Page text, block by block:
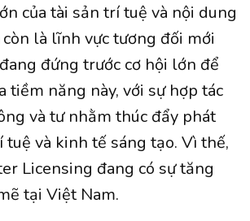
của tài sản trí tuệ và nội dung
còn là lĩnh vực tương đối mới
đứng trước cơ hội lớn để
tiềm năng này, với sự hợp tác
và tư nhằm thúc đẩy phát
và kinh tế sáng tạo. Vì thế,
Licensing đang có sự tăng
tại Việt Nam.